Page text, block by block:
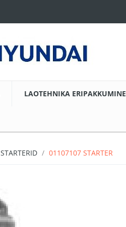
LAOTEHNIKA ERIPAKKUMINE
STARTERID 01107107 STARTER